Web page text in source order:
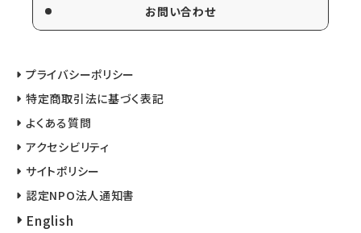
お問い合わせ
プライバシーポリシー
特定商取引法に基づく表記
よくある質問
アクセシビリティ
サイトポリシー
認定NPO法人通知書
English